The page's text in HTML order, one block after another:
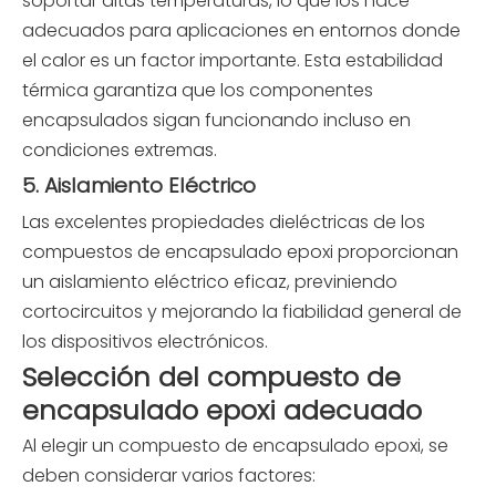
adecuados para aplicaciones en entornos donde
el calor es un factor importante. Esta estabilidad
térmica garantiza que los componentes
encapsulados sigan funcionando incluso en
condiciones extremas.
5. Aislamiento Eléctrico
Las excelentes propiedades dieléctricas de los
compuestos de encapsulado epoxi proporcionan
un aislamiento eléctrico eficaz, previniendo
cortocircuitos y mejorando la fiabilidad general de
los dispositivos electrónicos.
Selección del compuesto de
encapsulado epoxi adecuado
Al elegir un compuesto de encapsulado epoxi, se
deben considerar varios factores: